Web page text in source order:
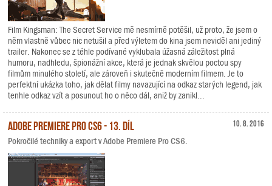
Film Kingsman: The Secret Service mě nesmírně potěšil, už proto, že jsem o
něm vlastně vůbec nic netušil a před výletem do kina jsem neviděl ani jediný
trailer. Nakonec se z téhle podívané vyklubala úžasná záležitost plná
humoru, nadhledu, špionážní akce, která je jednak skvělou poctou spy
filmům minulého století, ale zároveň i skutečně moderním filmem. Je to
perfektní ukázka toho, jak dělat filmy navazující na odkaz starých legend, jak
tenhle odkaz vzít a posunout ho o něco dál, aniž by zanikl...
10. 8. 2016
Adobe Premiere Pro CS6 - 13. díl
Pokročilé techniky a export v Adobe Premiere Pro CS6.